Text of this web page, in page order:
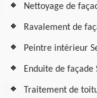
Nettoyage de
Ravalement de
Peintre intérieur
Enduite de façade
Traitement de